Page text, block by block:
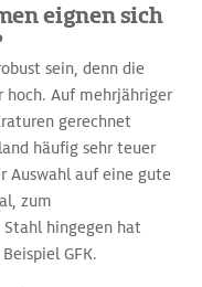
eignen sich
sein, denn die
hoch. Auf mehrjähriger
gerechnet
häufig sehr teuer
Auswahl auf eine gute
zum
hingegen hat
GFK.